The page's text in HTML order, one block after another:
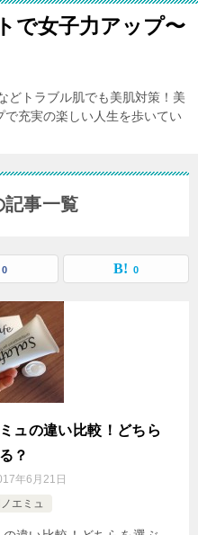
で女子力アップ〜
どトラブル肌でも美肌対策！美
充実の楽しい人生を歩いてい
記事一覧
0 0
ュの違い比較！どちら
？
年6月21日
エミュ